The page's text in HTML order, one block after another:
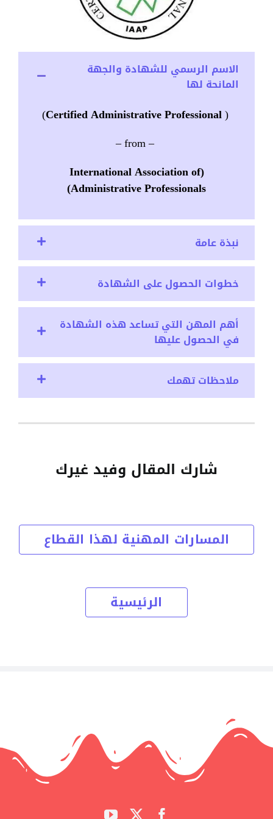
الاسم الرسمي للشهادة والجهة
المانحة لها
(
Certified Administrative Professional
)
– from –
(International Association of
Administrative Professionals)
نبذة عامة
خطوات الحصول على الشهادة
أهم المهن التي تساعد هذه الشهادة
في الحصول عليها
ملاحظات تهمك
شارك المقال وفيد غيرك
المسارات المهنية لهذا القطاع
الرئيسية